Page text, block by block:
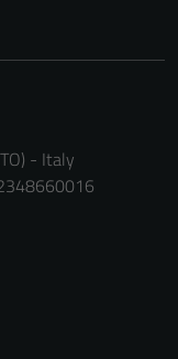
- Italy